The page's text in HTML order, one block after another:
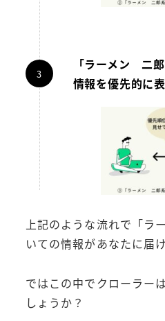
「ラーメン 二
情報を優先的に
上記のような流れで「ラ
いての情報があなたに届
ではこの中でクローラー
しょうか？